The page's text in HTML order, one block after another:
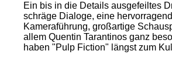
Ein bis in die Details ausgefeiltes
schräge Dialoge, eine
Kameraführung, großartige
allem Quentin Tarantinos ganz
haben "Pulp Fiction" längst zum